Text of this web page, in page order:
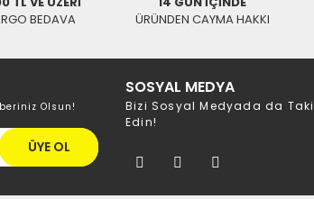
10Watt 12Volt 1Amper DC Adaptör
0,00 TL
BEDAVA
ÜRÜNDEN CAYMA HAKKI
Olsun!
ÜYE OL
SOSYAL MEDYA
Bizi Sosyal Medyada da
Edin!